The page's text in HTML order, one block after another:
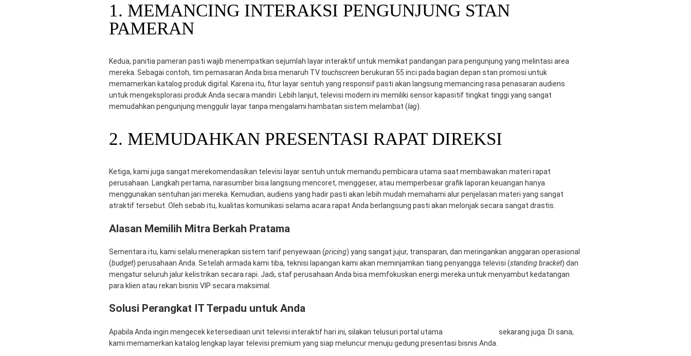
1. MEMANCING INTERAKSI PENGUNJUNG STAN
PAMERAN
Kedua, panitia pameran pasti wajib menempatkan sejumlah layar interaktif untuk memikat pandangan para pengunjung yang melintasi area
mereka. Sebagai contoh, tim pemasaran Anda bisa menaruh TVtouchscreen berukuran 55 inci pada bagian depan stan promosi untuk
memamerkan katalog produk digital. Karena itu, fitur layar sentuh yang responsif pasti akan langsung memancing rasa penasaran audiens
untuk mengeksplorasi produk Anda secara mandiri. Lebih lanjut, televisi modern ini memiliki sensor kapasitif tingkat tinggi yang sangat
memudahkan pengunjung menggulir layar tanpa mengalami hambatan sistem melambat (lag).
2. MEMUDAHKAN PRESENTASI RAPAT DIREKSI
Ketiga, kami juga sangat merekomendasikan televisi layar sentuh untuk memandu pembicara utama saat membawakan materi rapat
perusahaan. Langkah pertama, narasumber bisa langsung mencoret, menggeser, atau memperbesar grafik laporan keuangan hanya
menggunakan sentuhan jari mereka. Kemudian, audiens yang hadir pasti akan lebih mudah memahami alur penjelasan materi yang sangat
atraktif tersebut. Oleh sebab itu, kualitas komunikasi selama acara rapat Anda berlangsung pasti akan melonjak secara sangat drastis.
Alasan Memilih Mitra Berkah Pratama
Sementara itu, kami selalu menerapkan sistem tarif penyewaan (pricing) yang sangat jujur, transparan, dan meringankan anggaran operasional
(budget) perusahaan Anda. Setelah armada kami tiba, teknisi lapangan kami akan meminjamkan tiang penyangga televisi (standing bracket) dan
mengatur seluruh jalur kelistrikan secara rapi. Jadi, staf perusahaan Anda bisa memfokuskan energi mereka untuk menyambut kedatangan
para klien atau rekan bisnis VIP secara maksimal.
Solusi Perangkat IT Terpadu untuk Anda
Apabila Anda ingin mengecek ketersediaan unit televisi interaktif hari ini, silakan telusuri portal utama
sekarang juga. Di sana,
kami memamerkan katalog lengkap layar televisi premium yang siap meluncur menuju gedung presentasi bisnis Anda.